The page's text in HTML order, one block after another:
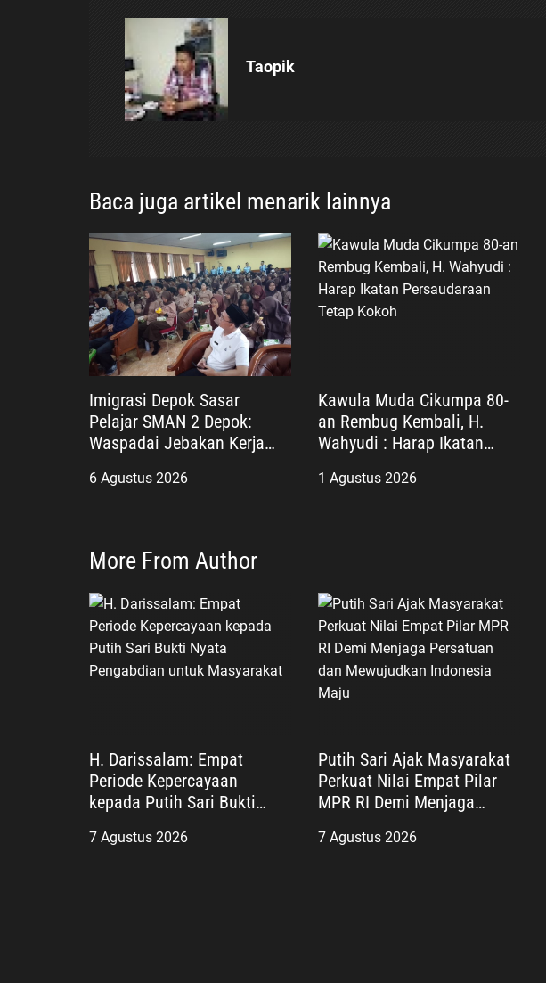
o
s
Taopik
Baca juga artikel menarik lainnya
Imigrasi Depok Sasar
Pelajar SMAN 2 Depok:
Waspadai Jebakan Kerja
6 Agustus 2026
Kawula Muda Cikumpa 80-
an Rembug Kembali, H.
Wahyudi : Harap Ikatan
1 Agustus 2026
More From Author
H. Darissalam: Empat
Periode Kepercayaan
kepada Putih Sari Bukti
Masyarakat
7 Agustus 2026
Putih Sari Ajak Masyarakat
Perkuat Nilai Empat Pilar
MPR RI Demi Menjaga
Indonesia Maju
7 Agustus 2026